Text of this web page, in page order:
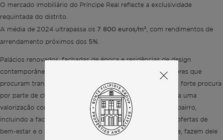
O mercado imobiliário do Príncipe Real reflecte a exclusividade
requintada do distrito.
A média de 2024 ultrapassa os 7 800 euros/m² , com rendimentos de
arrendamento próximos dos 5%
Palácios renovados, fachadas de época e residências de design
contemporâneo criam um portefólio único para compradores que
procuram tranquilidade aliada à conveniência do centro. A forte procura
por parte de clientes internacionais e portugueses assegura uma
valorização constante. As credenciais de estilo de vida do bairro,
incluindo a facilidade de deslocação a pé, a segurança, as ofertas de
bem-estar e o acesso a comodidades de primeira qualidade, fazem dele